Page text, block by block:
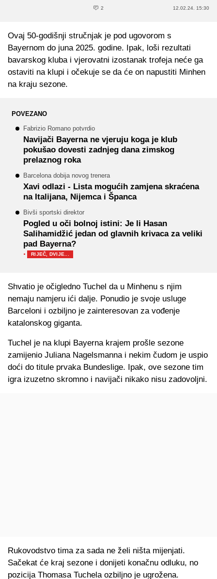
2 12.02.24. 15:30
Ovaj 50-godišnji stručnjak je pod ugovorom s
Bayernom do juna 2025. godine. Ipak, loši rezultati
bavarskog kluba i vjerovatni izostanak trofeja neće ga
ostaviti na klupi i očekuje se da će on napustiti Minhen
na kraju sezone.
POVEZANO
Fabrizio Romano potvrdio
Navijači Bayerna ne vjeruju koga je klub
pokušao dovesti zadnjeg dana zimskog
prelaznog roka
Barcelona dobija novog trenera
Xavi odlazi - Lista mogućih zamjena skraćena
na Italijana, Nijemca i Španca
Bivši sportski direktor
Pogled u oči bolnoj istini: Je li Hasan
Salihamidžić jedan od glavnih krivaca za veliki
pad Bayerna?
· RIJEČ, DVIJE...
Shvatio je očigledno Tuchel da u Minhenu s njim
nemaju namjeru ići dalje. Ponudio je svoje usluge
Barceloni i ozbiljno je zainteresovan za vođenje
katalonskog giganta.
Tuchel je na klupi Bayerna krajem prošle sezone
zamijenio Juliana Nagelsmanna i nekim čudom je uspio
doći do titule prvaka Bundeslige. Ipak, ove sezone tim
igra izuzetno skromno i navijači nikako nisu zadovoljni.
Rukovodstvo tima za sada ne želi ništa mijenjati.
Sačekat će kraj sezone i donijeti konačnu odluku, no
pozicija Thomasa Tuchela ozbiljno je ugrožena.